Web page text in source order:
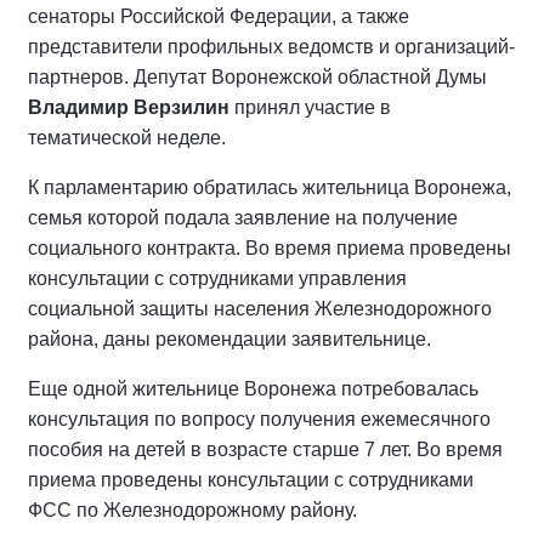
сенаторы Российской Федерации, а также
представители профильных ведомств и организаций-
партнеров. Депутат Воронежской областной Думы
Владимир Верзилин принял участие в
тематической неделе.
К парламентарию обратилась жительница Воронежа,
семья которой подала заявление на получение
социального контракта. Во время приема проведены
консультации с сотрудниками управления
социальной защиты населения Железнодорожного
района, даны рекомендации заявительнице.
Еще одной жительнице Воронежа потребовалась
консультация по вопросу получения ежемесячного
пособия на детей в возрасте старше 7 лет. Во время
приема проведены консультации с сотрудниками
ФСС по Железнодорожному району.